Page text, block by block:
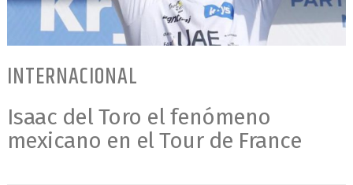
INTERNACIONAL
Isaac del Toro el fenómeno
mexicano en el Tour de France